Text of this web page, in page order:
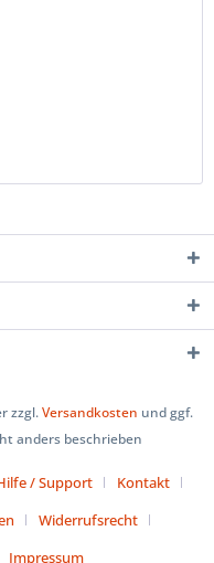
zzgl.Versandkosten und ggf.
anders beschrieben
/ Support
Kontakt
Widerrufsrecht
Impressum